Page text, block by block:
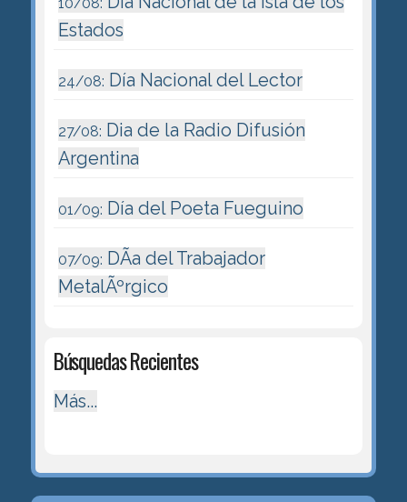
Estados
24/08: Día Nacional del Lector
27/08: Dia de la Radio Difusión
Argentina
01/09: Día del Poeta Fueguino
07/09: DÃ­a del Trabajador
MetalÃºrgico
Búsquedas Recientes
Más...